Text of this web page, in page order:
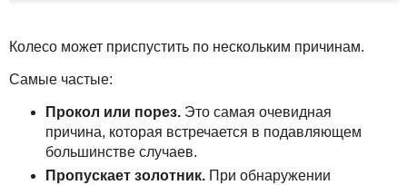
Колесо может приспустить по нескольким причинам.
Самые частые:
Прокол или порез.Это самая очевидная
причина, которая встречается в подавляющем
большинстве случаев.
Пропускает золотник.При обнаружении